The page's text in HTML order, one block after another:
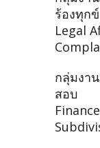
ร้องทุกข์
Legal
กลุ่มงา
สอบ